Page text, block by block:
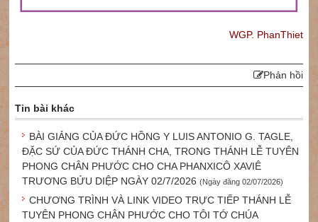
WGP. PhanThiet
Phản hồi
Tin bài khác
BÀI GIẢNG CỦA ĐỨC HỒNG Y LUIS ANTONIO G. TAGLE,
ĐẶC SỨ CỦA ĐỨC THÁNH CHA, TRONG THÁNH LỄ TUYÊN
PHONG CHÂN PHƯỚC CHO CHA PHANXICÔ XAVIÊ
TRƯƠNG BỬU DIỆP NGÀY 02/7/2026(Ngày đăng 02/07/2026)
CHƯƠNG TRÌNH VÀ LINK VIDEO TRỰC TIẾP THÁNH LỄ
TUYÊN PHONG CHÂN PHƯỚC CHO TÔI TỚ CHÚA